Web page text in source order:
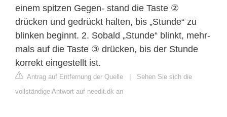
einem spitzen Gegen- stand die Taste ②
drücken und gedrückt halten, bis „Stunde“ zu
blinken beginnt. 2. Sobald „Stunde“ blinkt, mehr-
mals auf die Taste ③ drücken, bis der Stunde
korrekt eingestellt ist.
Antrag auf Entfernung der Quelle | Sehen Sie sich die
vollständige Antwort auf needit.dk an